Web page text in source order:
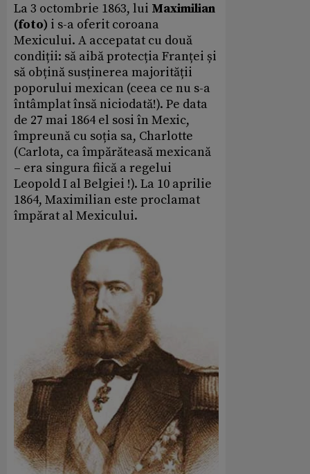
La 3 octombrie 1863, lui Maximilian
(foto) i s-a oferit coroana
Mexicului. A accepatat cu două
condiții: să aibă protecția Franței și
să obțină susținerea majorității
poporului mexican (ceea ce nu s-a
întâmplat însă niciodată!). Pe data
de 27 mai 1864 el sosi în Mexic,
împreună cu soția sa, Charlotte
(Carlota, ca împărăteasă mexicană
– era singura fiică a regelui
Leopold I al Belgiei !). La 10 aprilie
1864, Maximilian este proclamat
împărat al Mexicului.